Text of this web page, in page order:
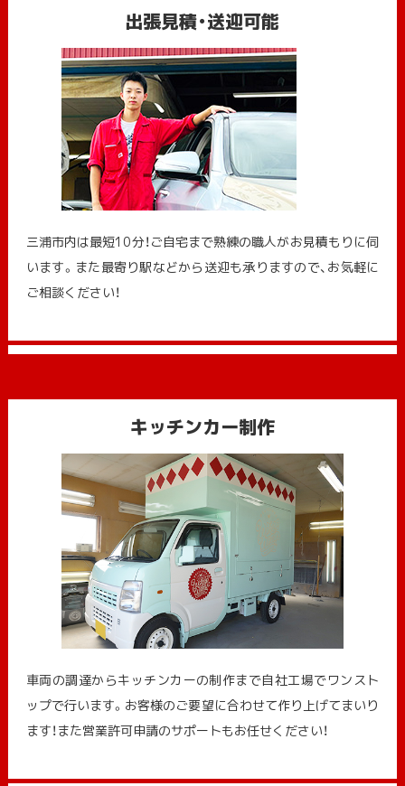
出張見積・送迎可能
三浦市内は最短10分！ご自宅まで熟練の職人がお見積もりに伺
います。また最寄り駅などから送迎も承りますので、お気軽に
ご相談ください！
キッチンカー制作
車両の調達からキッチンカーの制作まで自社工場でワンスト
ップで行います。お客様のご要望に合わせて作り上げてまいり
ます！また営業許可申請のサポートもお任せください！